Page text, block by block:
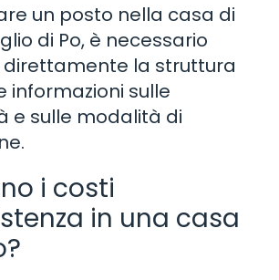
un posto nella casa di
di Po, è necessario
la struttura
informazioni sulle
e sulle modalità di
i costi
in una casa